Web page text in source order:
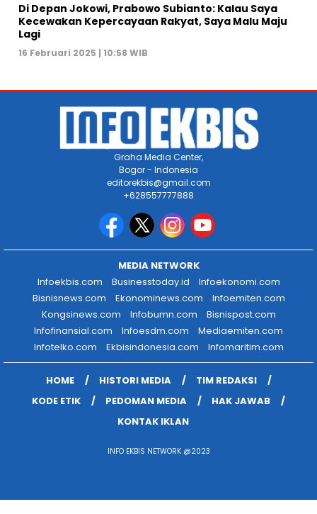
Di Depan Jokowi, Prabowo Subianto: Kalau Saya
Kecewakan Kepercayaan Rakyat, Saya Malu Maju
Lagi
16 Februari 2025 | 10:58 WIB
Graha Media Center,
Bogor - Indonesia
editorekbis@gmail.com
+628557777888
MEDIA NETWORK
Infoekbis.com
Businesstoday.id
Infoekonomi.com
Bisnisnews.com
Ekonominews.com
Infoemiten.com
Kongsinews.com
Infobumn.com
Bisnispost.com
Infofinansial.com
Infoesdm.com
Mediaemiten.com
Infotelko.com
Ekbisindonesia.com Infomaritim.com
HOME HISTORI MEDIA
TIM REDAKSI
KODE ETIK
PEDOMAN MEDIA
HAK JAWAB
KONTAK IKLAN
INFO EKBIS NETWORK @2023